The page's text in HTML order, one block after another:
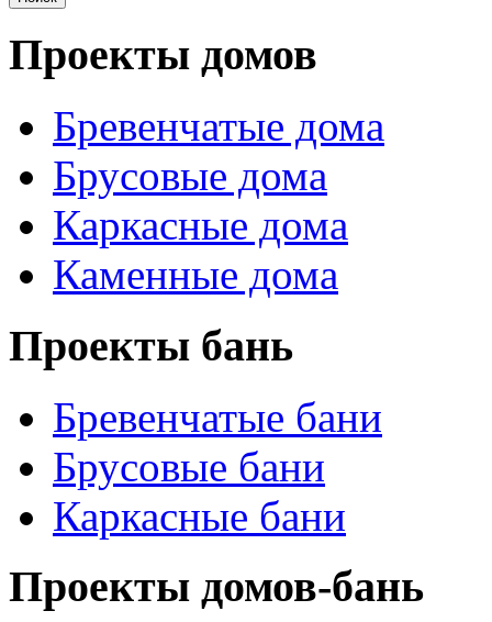
Проекты домов
Бревенчатые дома
Брусовые дома
Каркасные дома
Каменные дома
Проекты бань
Бревенчатые бани
Брусовые бани
Каркасные бани
Проекты домов-бань